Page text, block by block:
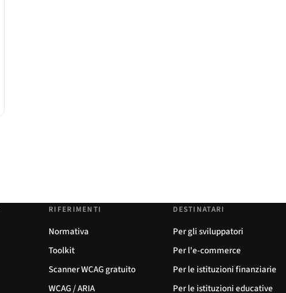
RIFERIMENTI
Normativa
Toolkit
Scanner WCAG gratuito
WCAG / ARIA
DESTINATARI
Per gli sviluppatori
Per l'e-commerce
Per le istituzioni finanziarie
Per le istituzioni educative